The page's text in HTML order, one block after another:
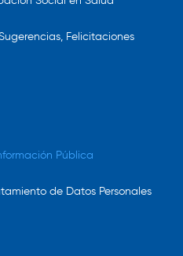
Felicitaciones
Pública
de Datos Personales